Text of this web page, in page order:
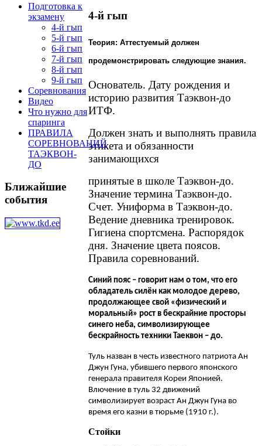
4-й гып
Теория: Аттестуемый должен
продемонстрировать следующие знания.
Основатель. Дату рождения и
историю развития Таэквон-до
ИТФ.
Должен знать и выполнять правила
этикета и обязанности
занимающихся
принятые в школе Таэквон-до.
Значение термина Таэквон-до.
Счет. Униформа в Таэквон-до.
Ведение дневника тренировок.
Гигиена спортсмена. Распорядок
дня. Значение цвета поясов.
Правила соревнований.
Синий пояс – говорит нам о том, что его
обладатель силён как молодое дерево,
продолжающее свой «физический и
моральный» рост в бескрайние просторы
синего неба, символизирующее
бескрайность техники Таеквон – до.
Туль назван в честь известного патриота Ан
Джун Гуна, убившего первого японского
генерала правителя Кореи Японией.
Влючение в туль 32 движений
символизирует возраст Ан Джун Гуна во
время его казни в тюрьме (1910 г.).
Стойки
Подготовка к
экзамену
4-й гып
5-й гып
6-й гып
7-й гып
8-й гып
9-й гып
Соревнования
Видео
Что нужно для
спаринга
ПРАВИЛА
СОРЕВНОВАНИЙ
ТАЭКВОН-
ДО
Ближайшие
события